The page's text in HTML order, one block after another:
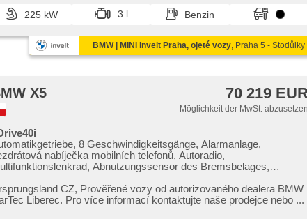
Längssitzvorschub, höheneinstellbare Sitze,
Multifunktionslenkrad, Antrieb 4x4
225 kW 3 l Benzin
BMW | MINI invelt Praha, ojeté vozy, Praha 5 - Stodůlky
X5 70 219
Möglichkeit der MwSt. abzusetzen
8 Geschwindigkeitsgänge, Alarmanlage,
nabíječka mobilních telefonů, Autoradio,
Abnutzungssensor des Bremsbelages,
el. tažné zařízení, bezklíčové odemykání, bezklíčové
head-up display, El. einstellbare Sitze, Standheizung,
CZ,​ Prověřené vozy od autorizovaného dealera BMW
CarTec Liberec. Pro více informací kontaktujte naše prodejce nebo ...